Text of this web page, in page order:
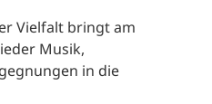
Vielfalt bringt am
Musik,
in die